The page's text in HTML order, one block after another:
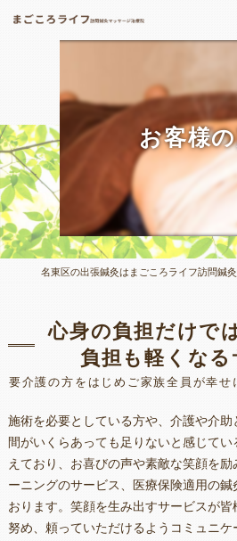
お客様
名東区の出張鍼灸はまごころライフ訪問鍼
心身の負担だけで
負担も軽くなる
要介護の方をはじめご家族全員が幸せ
施術を必要としている方や、介護や介
間がいくらあっても足りないと感じて
えており、お喜びの声や素敵な笑顔を
ーニングのサービス、医療保険適用の
おります。笑顔を生み出すサービスが皆
努め、頼っていただけるようコミュニ